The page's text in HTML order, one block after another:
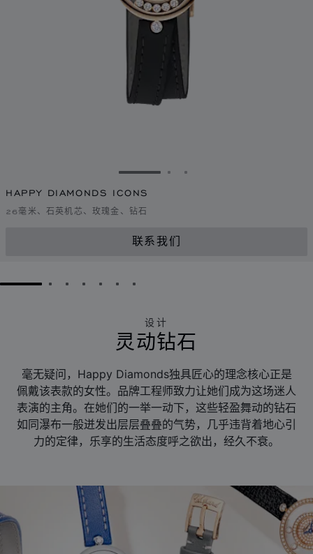
转到幻灯片 1转到幻灯片 2
转到幻灯片 3
HAPPY DIAMONDS ICONS
26毫米、石英机芯、玫瑰金、钻石
联系我们
GO TO SLIDE 1GO TO SLIDE 2
GO TO SLIDE 3
GO TO SLIDE 4
GO TO SLIDE 5
GO TO SLIDE 6
GO TO SLIDE 7
设计
灵动钻石
毫无疑问，Happy Diamonds独具匠心的理念核心正是
佩戴该表款的女性。品牌工程师致力让她们成为这场迷人
表演的主角。在她们的一举一动下，这些轻盈舞动的钻石
如同瀑布一般迸发出层层叠叠的气势，几乎违背着地心引
力的定律，乐享的生活态度呼之欲出，经久不衰。